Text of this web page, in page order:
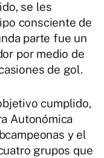
se les
consciente de
parte fue un
por medio de
de gol.
cumplido,
Autonómica
y el
grupos que